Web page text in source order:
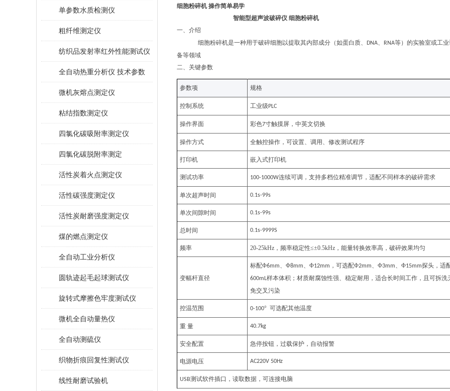
单参数水质检测仪
粗纤维测定仪
纺织品发射率红外性能测试仪
全自动热重分析仪 技术参数
微机灰熔点测定仪
粘结指数测定仪
四氯化碳吸附率测定仪
四氯化碳脱附率测定
活性炭着火点测定仪
活性碳强度测定仪
活性炭耐磨强度测定仪
煤的燃点测定仪
全自动工业分析仪
圆轨迹起毛起球测试仪
旋转式摩擦色牢度测试仪
微机全自动量热仪
全自动测硫仪
织物折痕回复性测试仪
线性耐磨试验机
‌细胞粉碎机 操作简单易学
智能型超声波破碎仪 ‌ 细胞粉碎机
一、 介绍
细胞粉碎机是一种用于破碎细胞以提取其内部成分（如蛋白质、 DNA、 RNA等）的实验室或工
备等领域
二、关键参数
参数项 规格
控制系统 工业级 PLC
操作界面 彩色7寸触摸屏，中英文切换
操作方式 全触控操作，可设置、调用、修改测试程序
打印机 嵌入式打印机
测试功率 100-1000W连续可调，支持多档位精准调节，适配不同样本的破碎需求
单次超声时间 0.1s-99s
单次间隙时间 0.1s-99s
总时间 0.1s-9999S
频率 20-25kHz，频率稳定性≤±0.5kHz，能量转换效率高，破碎效果均匀
变幅杆直径
标配Φ6mm、Φ8mm、Φ12mm ，可选配Φ2mm、Φ3mm、Φ15mm探头，适
600mL样本体积；材质耐腐蚀性强、稳定耐用，适合长时间工作，且可拆洗
免交叉污染
控温范围 0-100° 可选配其他温度
重 量 40.7kg
安全配置 急停按钮，过载保护，自动报警
电源电压 AC220V 50Hz
USB测试软件插口，读取数据，可连接电脑